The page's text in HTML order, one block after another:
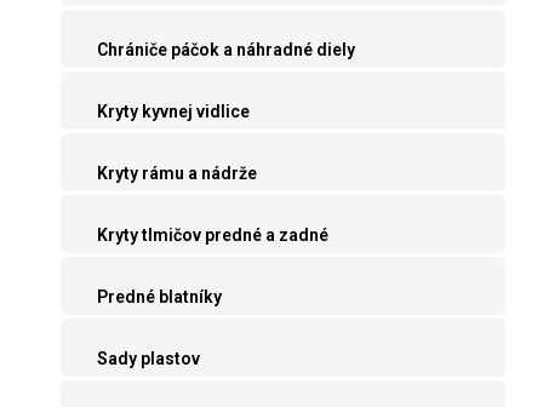
Chrániče páčok a náhradné diely
Kryty kyvnej vidlice
Kryty rámu a nádrže
Kryty tlmičov predné a zadné
Predné blatníky
Sady plastov